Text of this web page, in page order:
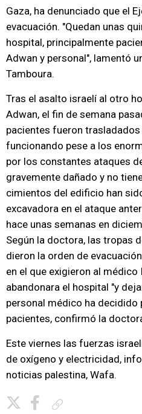
Gaza, ha denunciado que el
evacuación. "Quedan unas
hospital, principalmente
Adwan y personal", lamentó
Tamboura.
Tras el asalto israelí al otro
Adwan, el fin de semana
pacientes fueron
funcionando pese a los
por los constantes ataques
gravemente dañado y no
cimientos del edificio han
excavadora en el ataque
hace unas semanas en
Según la doctora, las tropas
dieron la orden de
en el que exigieron al médico
abandonara el hospital "y
personal médico ha decidido
pacientes, confirmó la
Este viernes las fuerzas
de oxígeno y electricidad,
noticias palestina, Wafa.